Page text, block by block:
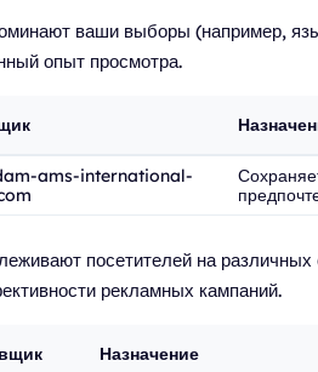
ваши выборы (например,
опыт просмотра.
ams-international-
посетителей на различных
рекламных кампаний.
Назначение